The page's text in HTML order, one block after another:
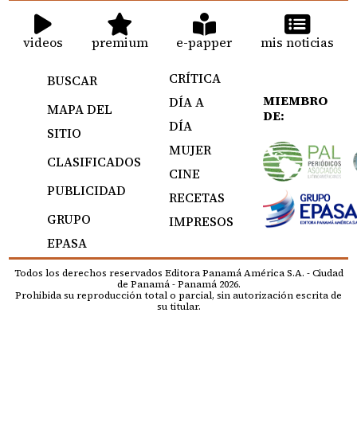
videos premium e-papper mis noticias
BUSCAR
MAPA DEL
SITIO
CLASIFICADOS
PUBLICIDAD
GRUPO
EPASA
CRÍTICA
DÍA A
DÍA
MUJER
CINE
RECETAS
IMPRESOS
MIEMBRO
DE:
Todos los derechos reservados Editora Panamá América S.A. - Ciudad
de Panamá - Panamá 2026.
Prohibida su reproducción total o parcial, sin autorización escrita de
su titular.